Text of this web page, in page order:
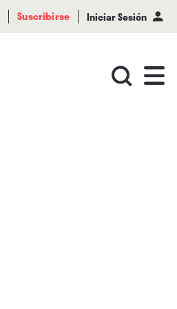
Suscribirse Iniciar Sesión